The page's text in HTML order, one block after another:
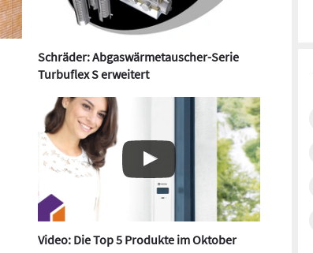
Schräder: Abgaswärmetauscher-Serie
Turbuflex S erweitert
Video: Die Top 5 Produkte im Oktober